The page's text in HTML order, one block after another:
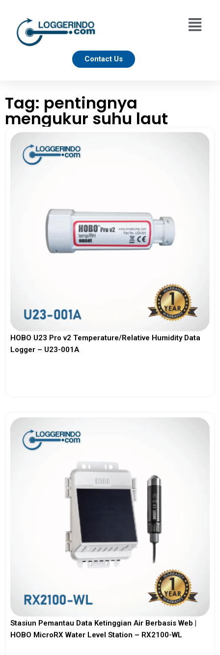
Contact Us
Tag: pentingnya
mengukur suhu laut
HOBO U23 Pro v2 Temperature/Relative Humidity Data
Logger – U23-001A
Stasiun Pemantau Data Ketinggian Air Berbasis Web |
HOBO MicroRX Water Level Station – RX2100-WL